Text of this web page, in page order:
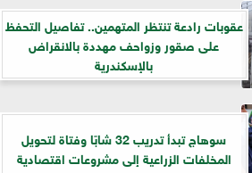
عقوبات رادعة تنتظر المتهمين.. تفاصيل التحفظ
على صقور وزواحف مهددة بالانقراض
بالإسكندرية
سوهاج تبدأ تدريب 32 شابًا وفتاة لتحويل
المخلفات الزراعية إلى مشروعات اقتصادية